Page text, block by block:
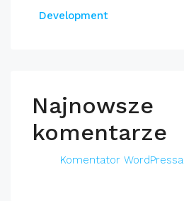
Development
Najnowsze
komentarze
Komentator WordPressa